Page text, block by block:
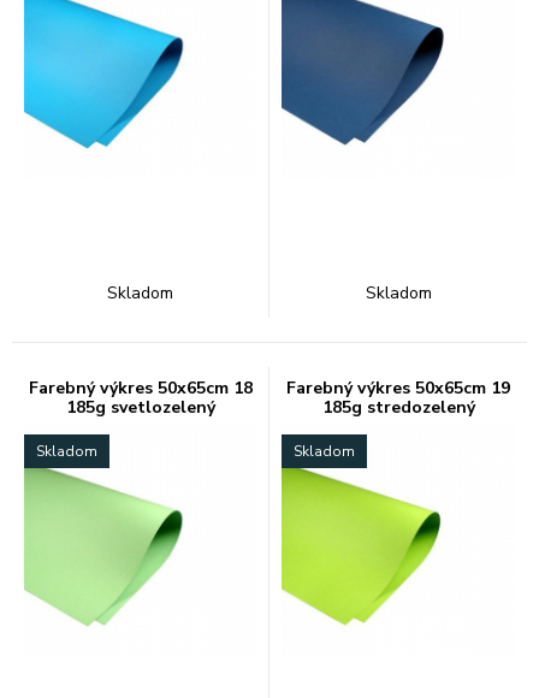
Skladom Skladom
Farebný výkres 50x65cm 18
185g svetlozelený
Skladom
Farebný výkres 50x65cm 19
185g stredozelený
Skladom